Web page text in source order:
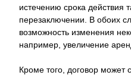
истечению срока действия
перезаключении. В обоих
возможность изменения
например, увеличение
Кроме того, договор может